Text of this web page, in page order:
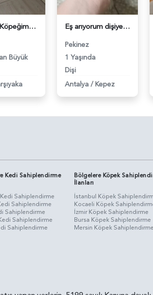
Pekinez Köpeğime Eş Arıyorum - 118980341
Büyük
Eş arıyorum dişiye - 118979300
Pekinez
1 Yaşında
Dişi
Antalya / Kepez
Kedi Sahiplendirme
Sahiplendirme
Sahiplendirme
Sahiplendirme
Sahiplendirme
Sahiplendirme
Bölgelere Köpek
İlanları
İstanbul Köpek
Kocaeli Köpek
İzmir Köpek Sahiplendirme
Bursa Köpek Sahiplendirme
Mersin Köpek Sahiplendirme